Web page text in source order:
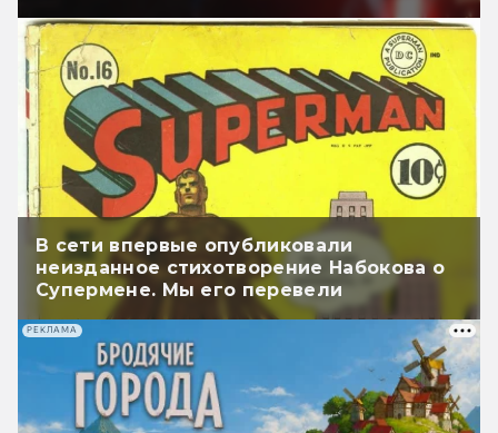
В сети впервые опубликовали
неизданное стихотворение Набокова о
Супермене. Мы его перевели
РЕКЛАМА